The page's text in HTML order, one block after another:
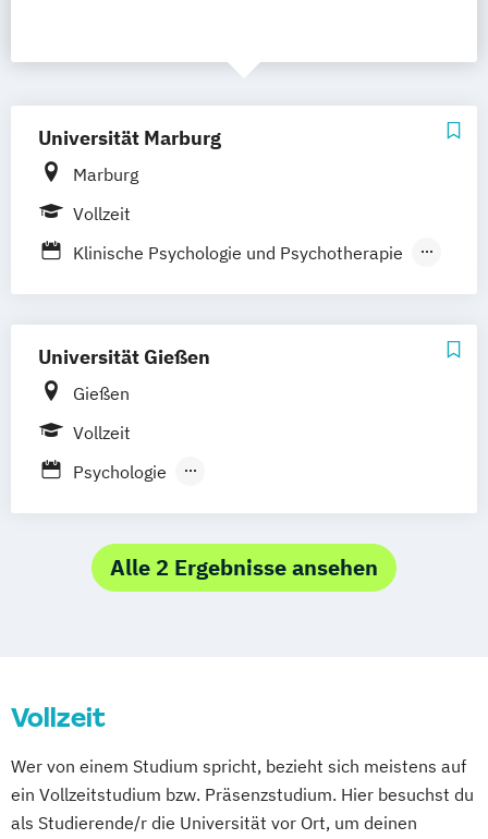
Universität Marburg
Marburg
Vollzeit
Klinische Psychologie und Psychotherapie
Universität Gießen
Gießen
Vollzeit
Psychologie
Alle 2 Ergebnisse ansehen
Vollzeit
Wer von einem Studium spricht, bezieht sich meistens auf
ein Vollzeitstudium bzw. Präsenzstudium. Hier besuchst du
als Studierende/r die Universität vor Ort, um deinen